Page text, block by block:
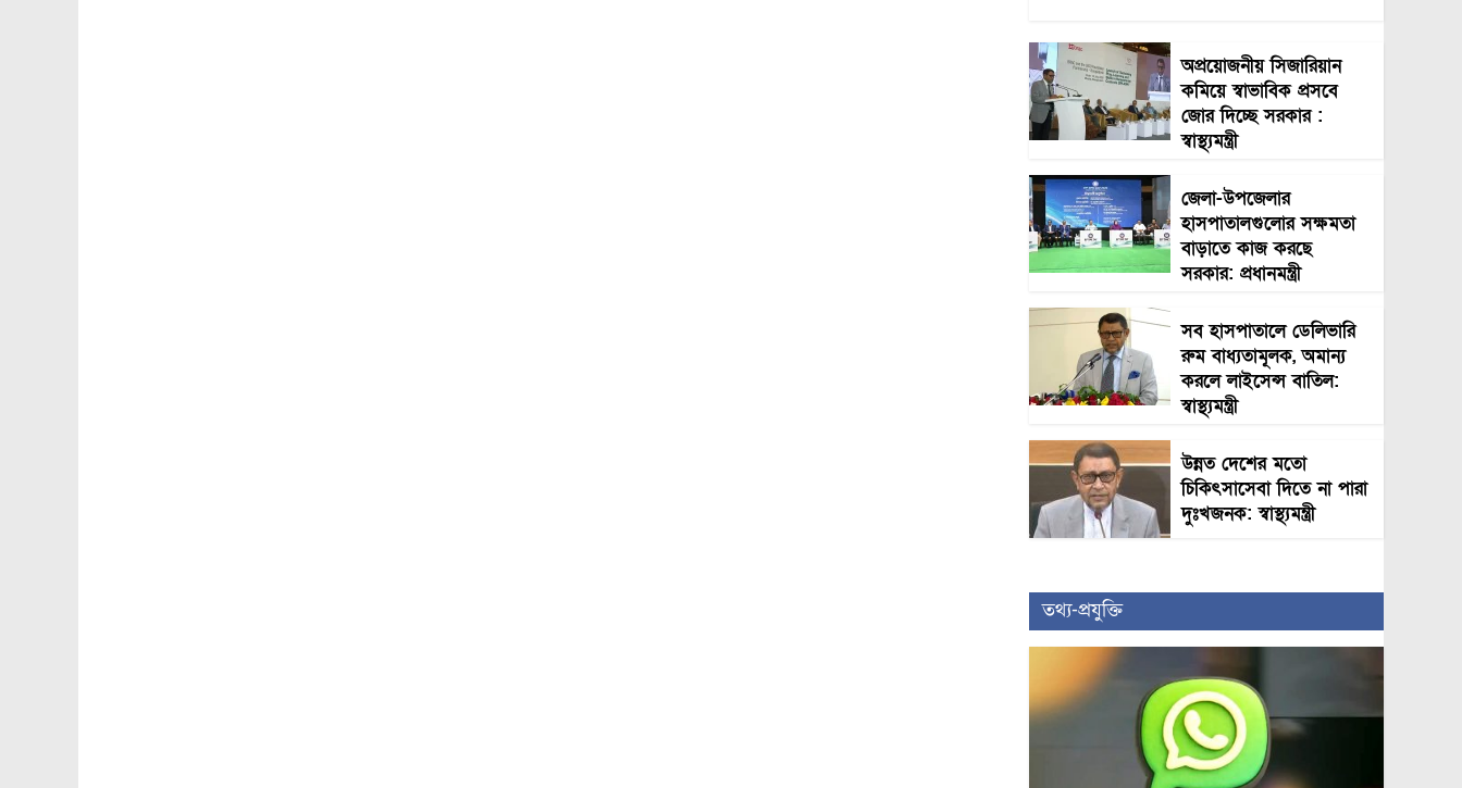
অপ্রয়োজনীয় সিজারিয়ান
কমিয়ে স্বাভাবিক প্রসবে
জোর দিচ্ছে সরকার :
স্বাস্থ্যমন্ত্রী
জেলা-উপজেলার
হাসপাতালগুলোর সক্ষমতা
বাড়াতে কাজ করছে
সরকার: প্রধানমন্ত্রী
সব হাসপাতালে ডেলিভারি
রুম বাধ্যতামূলক, অমান্য
করলে লাইসেন্স বাতিল:
স্বাস্থ্যমন্ত্রী
উন্নত দেশের মতো
চিকিৎসাসেবা দিতে না পারা
দুঃখজনক: স্বাস্থ্যমন্ত্রী
তথ্য-প্রযুক্তি